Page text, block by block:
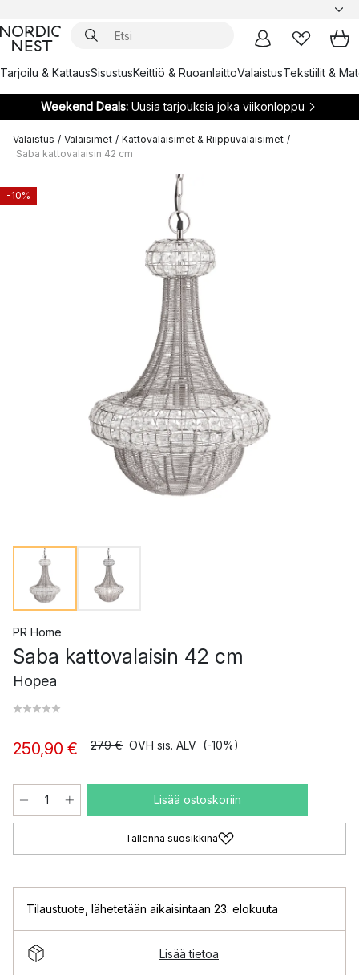
Tarjoilu & KattausSisustusKeittiö & RuoanlaittoValaistusTekstiilit &
Weekend Deals:Uusia tarjouksia joka viikonloppu
Valaistus / Valaisimet / Kattovalaisimet & Riippuvalaisimet /
Saba kattovalaisin 42 cm
-10%
PR Home
Saba kattovalaisin 42 cm
Hopea
250,90 € 279 € OVH sis. ALV (-10%)
Lisää ostoskoriin
Tallenna suosikkina
Tilaustuote lähetetään aikaisintaan 23. elokuuta
Lisää tietoa